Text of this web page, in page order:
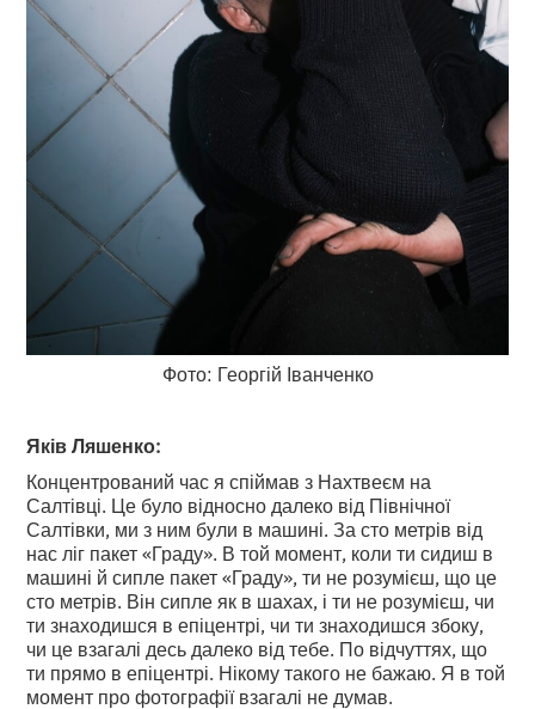
Фото: Георгій Іванченко
Яків Ляшенко:
Концентрований час я спіймав з Нахтвеєм на
Салтівці. Це було відносно далеко від Північної
Салтівки, ми з ним були в машині. За сто метрів від
нас ліг пакет «Граду». В той момент, коли ти сидиш в
машині й сипле пакет «Граду», ти не розумієш, що це
сто метрів. Він сипле як в шахах, і ти не розумієш, чи
ти знаходишся в епіцентрі, чи ти знаходишся збоку,
чи це взагалі десь далеко від тебе. По відчуттях, що
ти прямо в епіцентрі. Нікому такого не бажаю. Я в той
момент про фотографії взагалі не думав.